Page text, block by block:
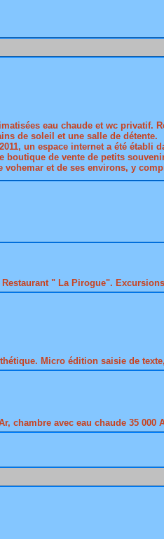
eau chaude et wc privatif.
de soleil et une salle de détente.
un espace internet a été
boutique de vente de petits
vohemar et de ses environs, y
" La Pirogue".
Micro édition saisie de
chambre avec eau chaude 35